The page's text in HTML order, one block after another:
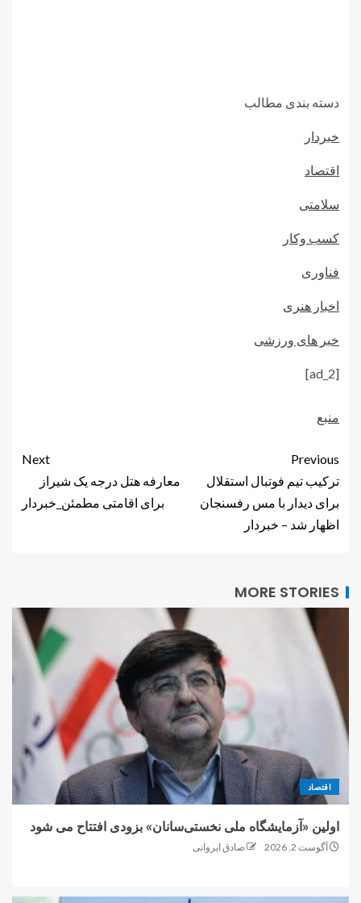
دسته بندی مطالب
خبردار
اقتصاد
سلامتی
کسب وکار
فناوری
اخبار هنری
خبر های ورزشی
[ad_2]
منبع
Previous
ترکیب تیم فوتبال استقلال
برای دیدار با مس رفسنجان
اظهار شد – خبردار
Next
معارفه هتل درجه یک شیراز
برای اقامتی مطمئن_خبردار
MORE STORIES
اقتصاد
اولین «آزمایشگاه ملی نخستی‌سانان» بزودی افتتاح می شود
آگوست 2, 2026 صادق ایروانی